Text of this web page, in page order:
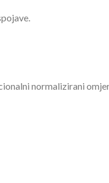
normalizirani